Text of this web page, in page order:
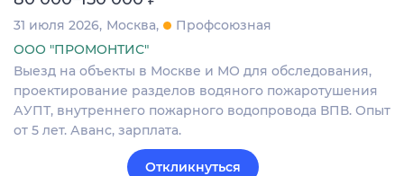
31 июля 2026 Москва
Профсоюзная
ООО "ПРОМОНТИС"
Выезд на объекты в Москве и МО для обследования,
проектирование разделов водяного пожаротушения
АУПТ, внутреннего пожарного водопровода ВПВ. Опыт
от 5 лет. Аванс, зарплата.
Откликнуться